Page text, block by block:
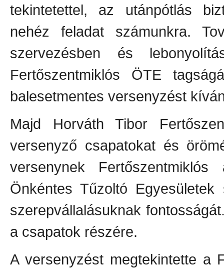
tekintetettel, az utánpótlás
nehéz feladat számunkra.
szervezésben és
Fertőszentmiklós ÖTE
balesetmentes versenyzést
Majd Horváth Tibor
versenyző csapatokat és
versenynek
Önkéntes Tűzoltó
szerepvállalásuknak
a csapatok részére.
A versenyzést megtekintette a